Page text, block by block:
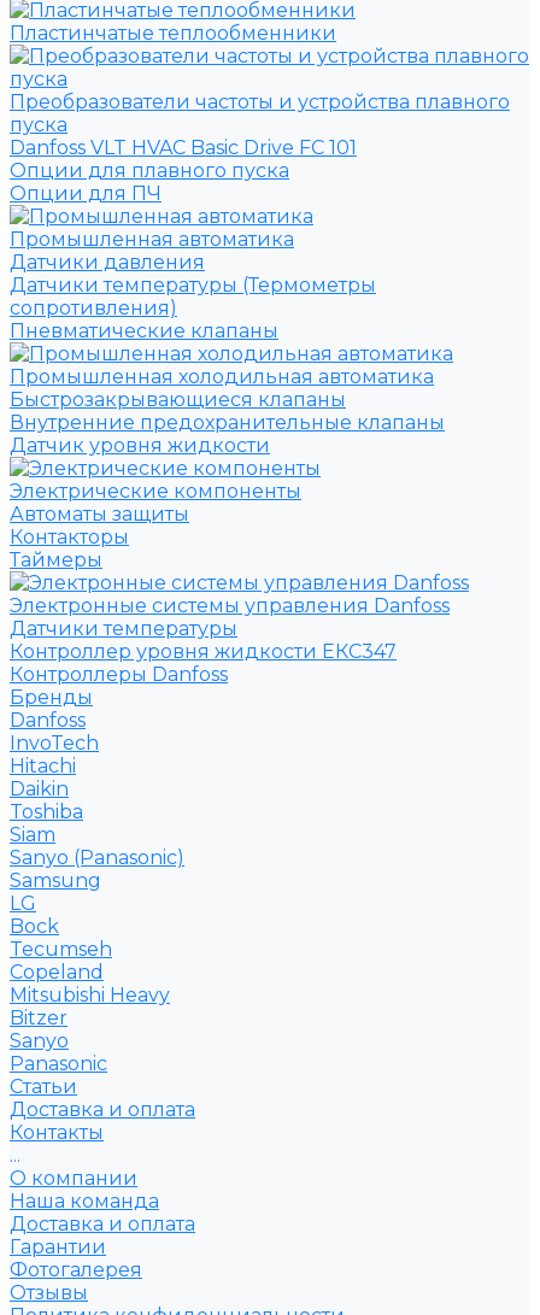
Пластинчатые теплообменники
Преобразователи частоты и устройства плавного
пуска
Danfoss VLT HVAC Basic Drive FC 101
Опции для плавного пуска
Опции для ПЧ
Промышленная автоматика
Датчики давления
Датчики температуры (Термометры
сопротивления)
Пневматические клапаны
Промышленная холодильная автоматика
Быстрозакрывающиеся клапаны
Внутренние предохранительные клапаны
Датчик уровня жидкости
Электрические компоненты
Автоматы защиты
Контакторы
Таймеры
Электронные системы управления Danfoss
Датчики температуры
Контроллер уровня жидкости ЕКС347
Контроллеры Danfoss
Бренды
Danfoss
InvoTech
Hitachi
Daikin
Toshiba
Siam
Sanyo (Panasonic)
Samsung
LG
Bock
Tecumseh
Copeland
Mitsubishi Heavy
Bitzer
Sanyo
Рanasonic
Статьи
Доставка и оплата
Контакты
...
О компании
Наша команда
Доставка и оплата
Гарантии
Фотогалерея
Отзывы